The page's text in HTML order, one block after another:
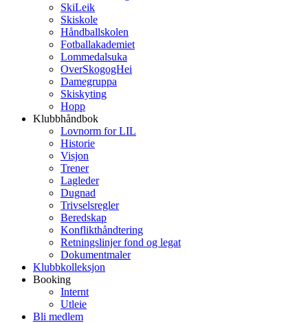
SkiLeik
Skiskole
Håndballskolen
Fotballakademiet
Lommedalsuka
OverSkogogHei
Damegruppa
Skiskyting
Hopp
Klubbhåndbok
Lovnorm for LIL
Historie
Visjon
Trener
Lagleder
Dugnad
Trivselsregler
Beredskap
Konflikthåndtering
Retningslinjer fond og legat
Dokumentmaler
Klubbkolleksjon
Booking
Internt
Utleie
Bli medlem